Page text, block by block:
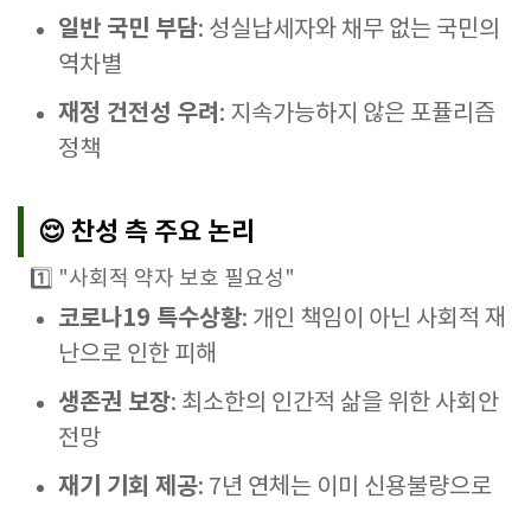
일반 국민 부담: 성실납세자와 채무 없는 국민의
역차별
재정 건전성 우려 : 지속가능하지 않은 포퓰리즘
정책
😌 찬성 측 주요 논리
1️⃣ "사회적 약자 보호 필요성"
코로나19 특수상황: 개인 책임이 아닌 사회적 재
난으로 인한 피해
생존권 보장: 최소한의 인간적 삶을 위한 사회안
전망
재기 기회 제공: 7년 연체는 이미 신용불량으로